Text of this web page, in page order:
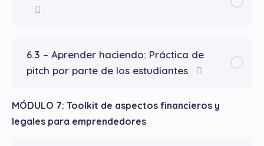
6.3 – Aprender haciendo: Práctica de
pitch por parte de los estudiantes
MÓDULO 7: Toolkit de aspectos financieros y
legales para emprendedores